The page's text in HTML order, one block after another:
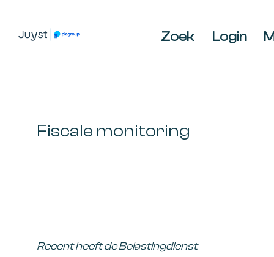
Zoek Login
Fiscale monitoring
Recent heeft de Belastingdienst